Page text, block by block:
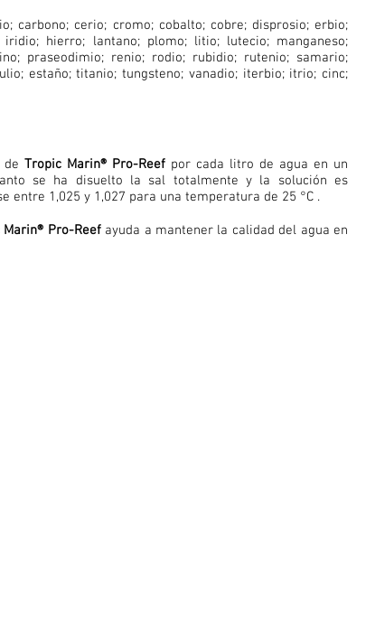
carbono; cerio; cromo; cobalto; cobre; disprosio; erbio;
hierro; lantano; plomo; litio; lutecio; manganeso;
praseodimio; renio; rodio; rubidio; rutenio; samario;
estaño; titanio; tungsteno; vanadio; iterbio; itrio; cinc;
Tropic Marin® Pro-Reefpor cada litro de agua en un
se ha disuelto la sal totalmente y la solución es
1,025 y 1,027 para una temperatura de 25 °C .
Marin® Pro-Reefayuda a mantener la calidad del agua en